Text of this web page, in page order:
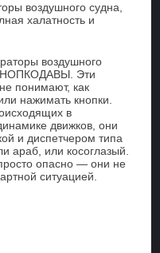
воздушного судна,
халатность и
воздушного
Эти
понимают, как
нажимать кнопки.
в
движков, они
и диспетчером типа
араб, или косоглазый.
опасно — они не
ситуацией.